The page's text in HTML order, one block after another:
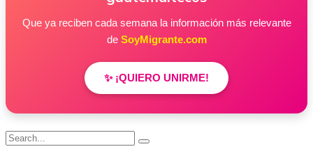
Que ya reciben cada semana la información más relevante
de SoyMigrante.com
✨ ¡QUIERO UNIRME!